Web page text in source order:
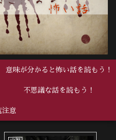
意味が分かると怖い話を読もう！
不思議な話を読もう！
注意